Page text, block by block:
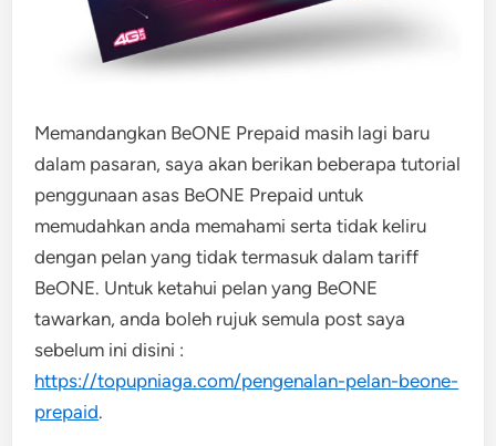
Memandangkan BeONE Prepaid masih lagi baru
dalam pasaran, saya akan berikan beberapa tutorial
penggunaan asas BeONE Prepaid untuk
memudahkan anda memahami serta tidak keliru
dengan pelan yang tidak termasuk dalam tariff
BeONE. Untuk ketahui pelan yang BeONE
tawarkan, anda boleh rujuk semula post saya
sebelum ini disini :
https://topupniaga.com/pengenalan-pelan-beone-
prepaid.